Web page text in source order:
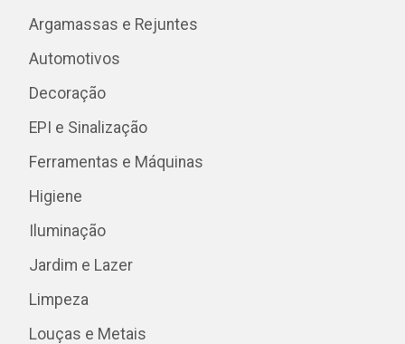
Argamassas e Rejuntes
Automotivos
Decoração
EPI e Sinalização
Ferramentas e Máquinas
Higiene
Iluminação
Jardim e Lazer
Limpeza
Louças e Metais